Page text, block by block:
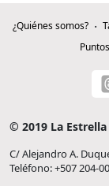
¿Quiénes somos?
© 2019 La
C/ Alejandro A.
Teléfono: +507 204-